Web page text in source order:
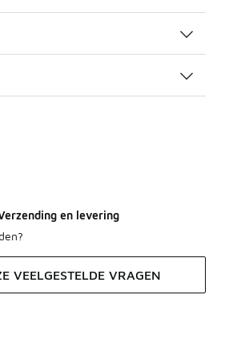
en levering
VEELGESTELDE VRAGEN